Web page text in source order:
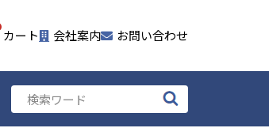
カート 会社案内 お問い合わせ